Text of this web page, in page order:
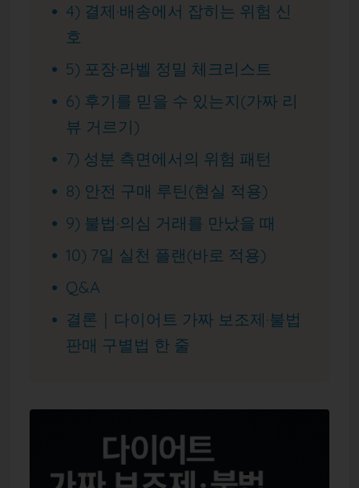
4) 결제·배송에서 잡히는 위험 신
호
5) 포장·라벨 정밀 체크리스트
6) 후기를 믿을 수 있는지(가짜 리
뷰 거르기)
7) 성분 측면에서의 위험 패턴
8) 안전 구매 루틴(현실 적용)
9) 불법·의심 거래를 만났을 때
10) 7일 실천 플랜(바로 적용)
Q&A
결론｜다이어트 가짜 보조제·불법
판매 구별법 한 줄